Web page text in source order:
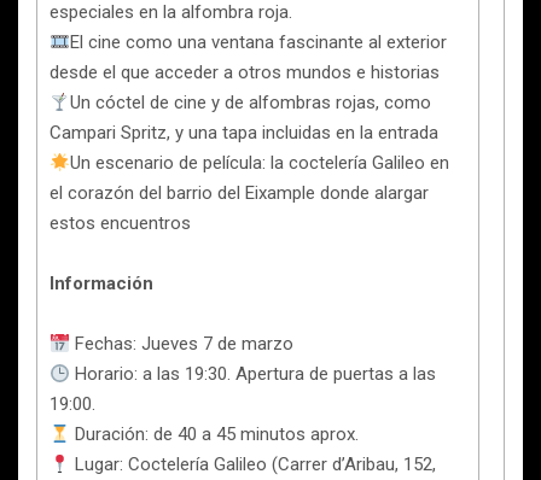
especiales en la alfombra roja.
El cine como una ventana fascinante al exterior
desde el que acceder a otros mundos e historias
Un cóctel de cine y de alfombras rojas, como
Campari Spritz, y una tapa incluidas en la entrada
Un escenario de película: la coctelería Galileo en
el corazón del barrio del Eixample donde alargar
estos encuentros
Información
Fechas: Jueves 7 de marzo
Horario: a las 19:30. Apertura de puertas a las
19:00.
Duración: de 40 a 45 minutos aprox.
Lugar: Coctelería Galileo (Carrer d’Aribau, 152,